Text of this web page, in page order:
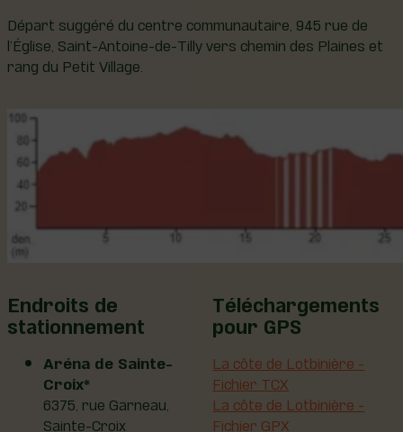
Départ suggéré du centre communautaire, 945 rue de
l’Église, Saint-Antoine-de-Tilly vers chemin des Plaines et
rang du Petit Village.
Endroits de
stationnement
Aréna de Sainte-
Croix*
6375, rue Garneau,
Sainte-Croix
Téléchargements
pour GPS
La côte de Lotbinière -
Fichier TCX
La côte de Lotbinière -
Fichier GPX